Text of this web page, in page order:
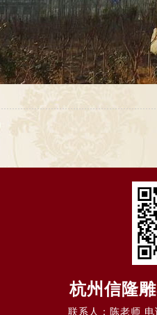
杭州信隆
联系人：陈老师